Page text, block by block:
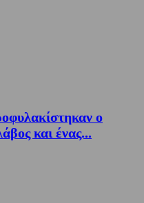
ο
και ένας...